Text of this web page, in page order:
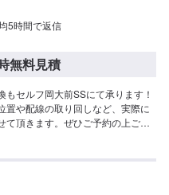
5時間で返信
無料見積
セルフ岡大前SSにて承ります！
置や配線の取り回しなど、実際に
て頂きます。ぜひご予約の上ご来